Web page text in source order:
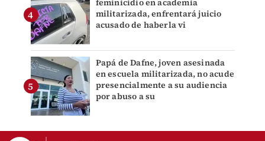
feminicidio en academia
militarizada, enfrentará juicio
acusado de haberla vi
Papá de Dafne, joven asesinada
en escuela militarizada, no acude
presencialmente a su audiencia
por abuso a su